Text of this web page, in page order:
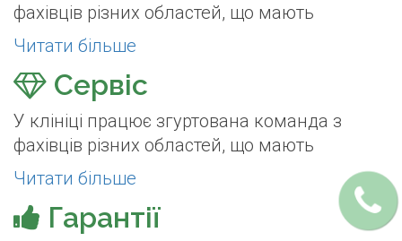
фахівців різних областей, що мають
Читати більше
Сервіс
У клініці працює згуртована команда з
фахівців різних областей, що мають
Читати більше
Гарантії